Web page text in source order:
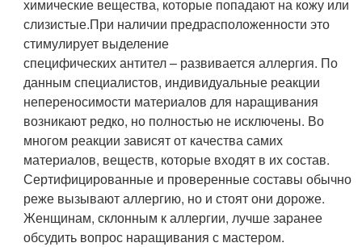
химические вещества, которые попадают на кожу или
слизистые.При наличии предрасположенности это
стимулирует выделение
специфических антител – развивается аллергия. По
данным специалистов, индивидуальные реакции
непереносимости материалов для наращивания
возникают редко, но полностью не исключены. Во
многом реакции зависят от качества самих
материалов, веществ, которые входят в их состав.
Сертифицированные и проверенные составы обычно
реже вызывают аллергию, но и стоят они дороже.
Женщинам, склонным к аллергии, лучше заранее
обсудить вопрос наращивания с мастером.